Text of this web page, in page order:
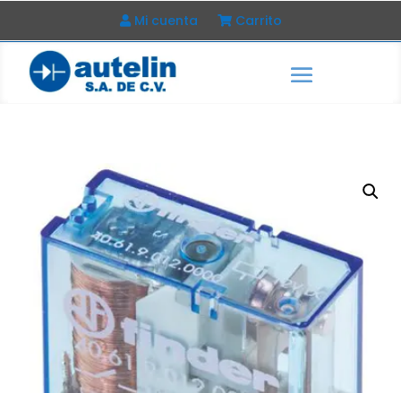
Mi cuenta Carrito